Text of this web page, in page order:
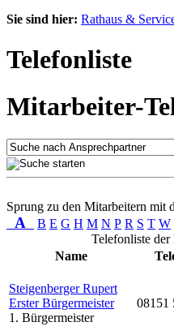
Sie sind hier: Rathaus &
Telefonliste
Mitarbeiter-
Sprung zu den Mitarbeitern mit
A B E G H M N P R S T W
Telefonliste
Name
Steigenberger Rupert
Erster Bürgermeister
1. Bürgermeister
08151